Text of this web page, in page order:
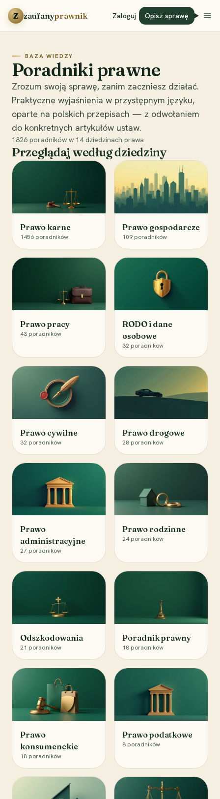
Przejdź do treści
Z zaufanyprawnik Zaloguj Opisz sprawę
BAZA WIEDZY
Poradniki prawne
Zrozum swoją sprawę, zanim zaczniesz działać.
Praktyczne wyjaśnienia w przystępnym języku,
oparte na polskich przepisach — z odwołaniem
do konkretnych artykułów ustaw.
1826 poradników w 14 dziedzinach prawa
Przeglądaj według dziedziny
Prawo karne
1456 poradników
Prawo gospodarcze
109 poradników
Prawo pracy
43 poradników
RODO i dane
osobowe
32 poradników
Prawo cywilne
32 poradników
Prawo drogowe
28 poradników
Prawo
administracyjne
27 poradników
Prawo rodzinne
24 poradników
Odszkodowania
21 poradników
Poradnik prawny
18 poradników
Prawo
konsumenckie
18 poradników
Prawo podatkowe
8 poradników